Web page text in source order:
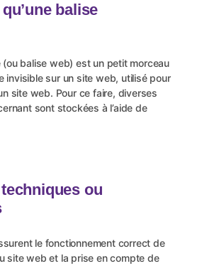
balise
(ou balise web) est un petit morceau
invisible sur un site web, utilisé pour
site web. Pour ce faire, diverses
sont stockées à l’aide de
ou
le fonctionnement correct de
site web et la prise en compte de